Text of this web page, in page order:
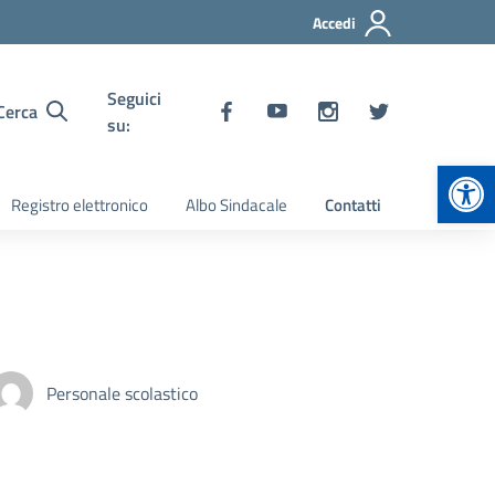
Accedi
Seguici
su:
Registro elettronico Albo Sindacale Contatti
Personale scolastico